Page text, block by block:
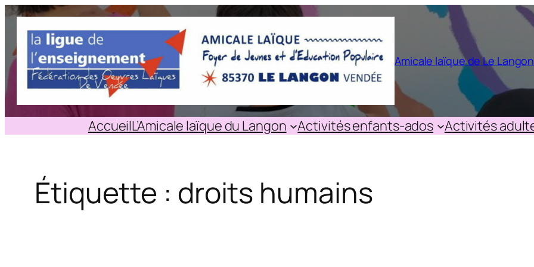
Aller
contenu
Amicale laïque de Le Langon
AccueilL’Amicale laïque du Langon Activités enfants-ados Activités
Étiquette : droits humains